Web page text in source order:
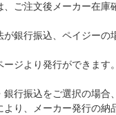
、ご注文後メーカー在
銀行振込、ペイジーの
ジより発行ができます
行振込をご選択の場合
り、メーカー発行の納